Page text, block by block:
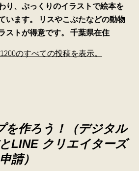
り、ぷっくりのイラストで絵本を
います。 リスやこぶたなどの動物
ストが得意です。 千葉県在住
のすべての投稿を表示。
を作ろう！（デジタル
LINE クリエイターズ
請）